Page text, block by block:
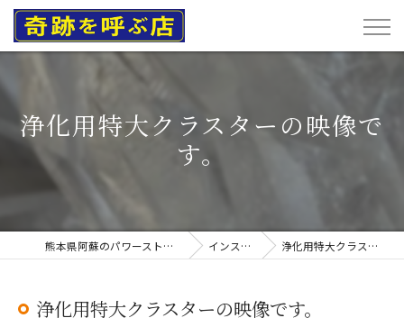
浄化用特大クラスターの映像で
す。
熊本県阿蘇のパワーストーンなら奇跡を呼ぶ店 インスタグラム 浄化用特大クラスターの映像です。
浄化用特大クラスターの映像です。